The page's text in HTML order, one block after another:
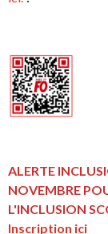
ALERTE
NOVEMBRE
L'INCLUSION
Inscription ici